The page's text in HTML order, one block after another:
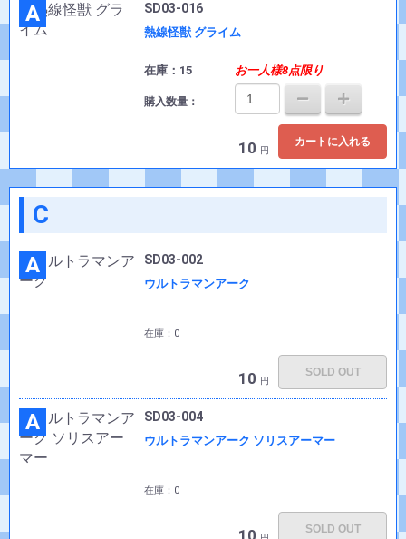
A SD03-016
熱線怪獣 グライム
在庫：15 お一人様8点限り
購入数量：
10 円
カートに入れる
C
A SD03-002
ウルトラマンアーク
在庫：0
10 円
SOLD OUT
A SD03-004
ウルトラマンアーク ソリスアーマー
在庫：0
SOLD OUT